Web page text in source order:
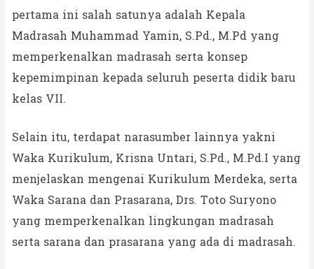
pertama ini salah satunya adalah Kepala
Madrasah Muhammad Yamin, S.Pd., M.Pd yang
memperkenalkan madrasah serta konsep
kepemimpinan kepada seluruh peserta didik baru
kelas VII.
Selain itu, terdapat narasumber lainnya yakni
Waka Kurikulum, Krisna Untari, S.Pd., M.Pd.I yang
menjelaskan mengenai Kurikulum Merdeka, serta
Waka Sarana dan Prasarana, Drs. Toto Suryono
yang memperkenalkan lingkungan madrasah
serta sarana dan prasarana yang ada di madrasah.